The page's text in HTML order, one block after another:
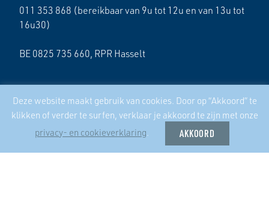
011 353 868 (bereikbaar van 9u tot 12u en van 13u tot
16u30)
BE 0825 735 660, RPR Hasselt
LAATSTE NIEUWS
17/04/2025
Samenwerking zustercoöperatie ECO2050
Deze website maakt gebruik van cookies. Door op “Akkoord” te
klikken of verder te surfen, verklaar je akkoord te zijn met onze
privacy- en cookieverklaring
AKKOORD